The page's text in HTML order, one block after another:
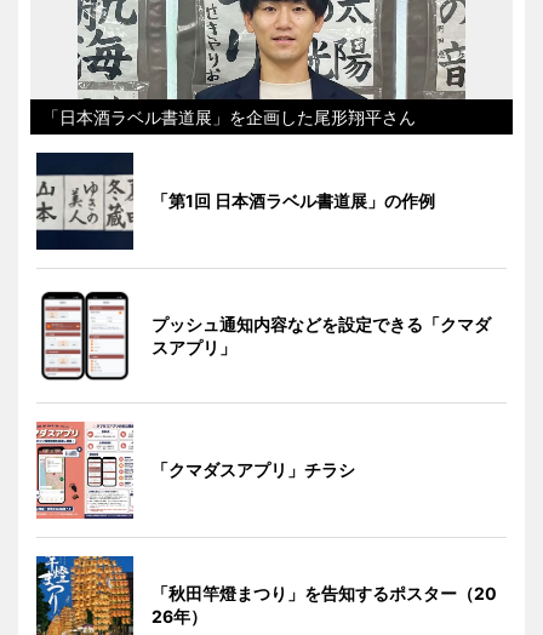
「日本酒ラベル書道展」を企画した尾形翔平さん
「第1回 日本酒ラベル書道展」の作例
プッシュ通知内容などを設定できる「クマダ
スアプリ」
「クマダスアプリ」チラシ
「秋田竿燈まつり」を告知するポスター（20
26年）